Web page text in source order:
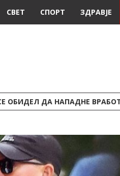
СВЕТ СПОРТ ЗДРАВЈЕ
ОБИДЕЛ ДА НАПАДНЕ